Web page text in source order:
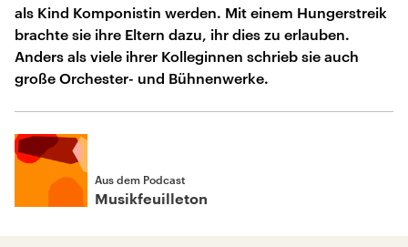
als Kind Komponistin werden. Mit einem Hungerstreik
brachte sie ihre Eltern dazu, ihr dies zu erlauben.
Anders als viele ihrer Kolleginnen schrieb sie auch
große Orchester- und Bühnenwerke.
Aus dem Podcast
Musikfeuilleton